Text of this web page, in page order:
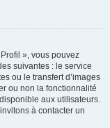
», vous pouvez
suivantes : le service
ou le transfert d’images
ou non la fonctionnalité
aux utilisateurs.
à contacter un